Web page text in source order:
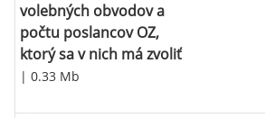
volebných obvodov a
počtu poslancov OZ,
ktorý sa v nich má zvoliť
| 0.33 Mb